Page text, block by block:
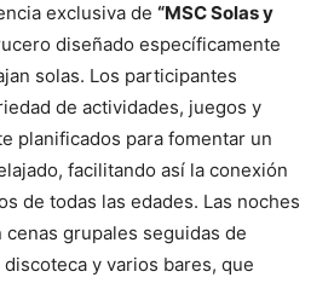
exclusiva de “MSC Solas y
diseñado específicamente
solas. Los participantes
de actividades, juegos y
planificados para fomentar un
facilitando así la conexión
de todas las edades. Las noches
cenas grupales seguidas de
y varios bares, que